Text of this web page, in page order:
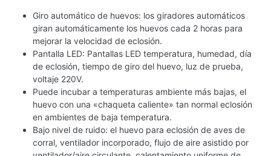
Giro automático de huevos: los giradores automáticos
giran automáticamente los huevos cada 2 horas para
mejorar la velocidad de eclosión.
Pantalla LED: Pantallas LED temperatura, humedad, día
de eclosión, tiempo de giro del huevo, luz de prueba,
voltaje 220V.
Puede incubar a temperaturas ambiente más bajas, el
huevo con una «chaqueta caliente» tan normal eclosión
en ambientes de baja temperatura.
Bajo nivel de ruido: el huevo para eclosión de aves de
corral, ventilador incorporado, flujo de aire asistido por